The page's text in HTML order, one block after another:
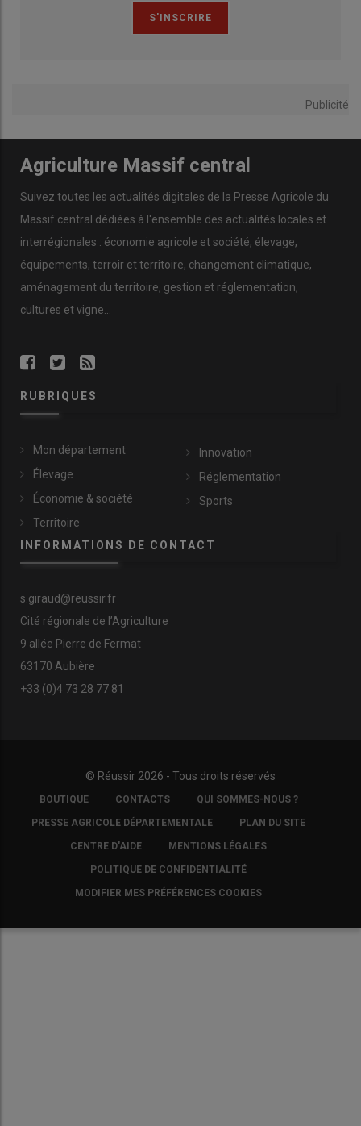
Publicité
Agriculture Massif central
Suivez toutes les actualités digitales de la Presse Agricole du
Massif central dédiées à l'ensemble des actualités locales et
interrégionales : économie agricole et société, élevage,
équipements, terroir et territoire, changement climatique,
aménagement du territoire, gestion et réglementation,
cultures et vigne...
RUBRIQUES
Mon département
Élevage
Économie & société
Territoire
Innovation
Réglementation
Sports
INFORMATIONS DE CONTACT
s.giraud@reussir.fr
Cité régionale de l’Agriculture
9 allée Pierre de Fermat
63170 Aubière
+33 (0)4 73 28 77 81
© Réussir 2026 - Tous droits réservés
FOOTER
COPYRIGHT
BOUTIQUE CONTACTS QUI SOMMES-NOUS ?
PRESSE AGRICOLE DÉPARTEMENTALE PLAN DU SITE
CENTRE D'AIDE MENTIONS LÉGALES
POLITIQUE DE CONFIDENTIALITÉ
MODIFIER MES PRÉFÉRENCES COOKIES